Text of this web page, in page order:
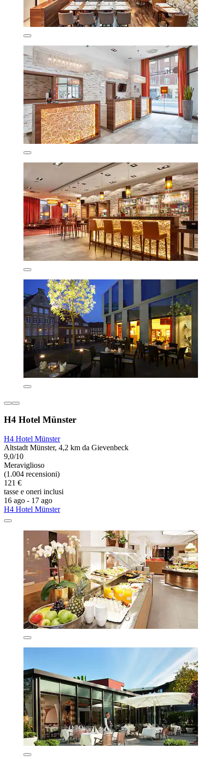
H4 Hotel Münster
H4 Hotel Münster
Altstadt Münster, 4,2 km da Gievenbeck
9,0/10
Meraviglioso
(1.004 recensioni)
121 €
tasse e oneri inclusi
16 ago - 17 ago
H4 Hotel Münster